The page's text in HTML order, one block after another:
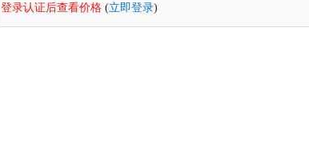
登录认证后查看价格 (立即登录)